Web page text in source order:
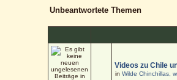
Unbeantwortete Themen
Videos zu Chile
inWilde Chinchillas,